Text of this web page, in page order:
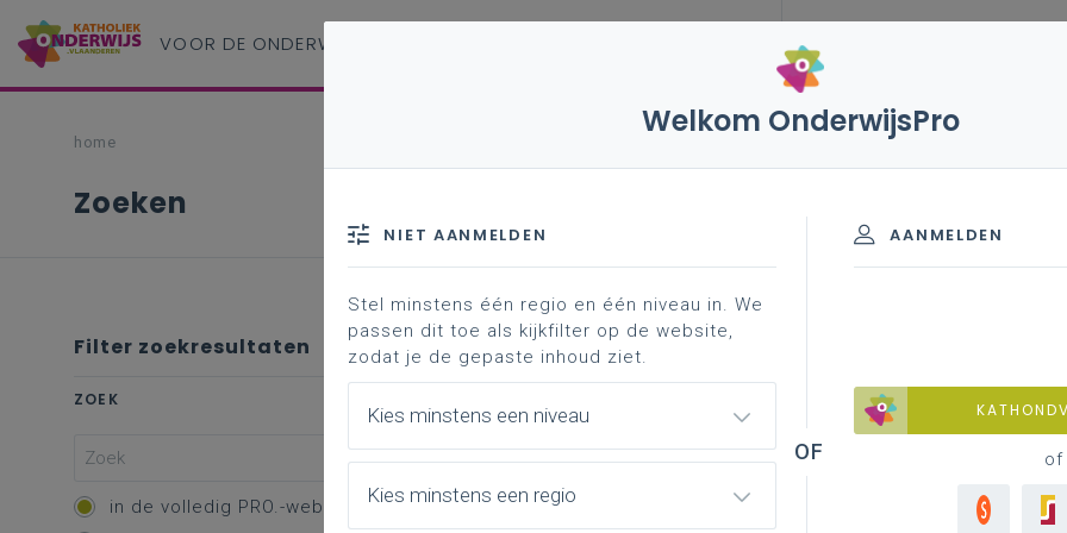
VOOR DE ONDERWIJS
home
Zoeken
Filter zoekresultaten
ZOEK
in de volledig PRO.-website
Geen
Er komen geen items overeen met
Welkom OnderwijsPro
AANMELDEN
of
NIET AANMELDEN
Stel minstens één regio en één niveau in. We
passen dit toe als kijkfilter op de website,
zodat je de gepaste inhoud ziet.
Kies minstens een niveau
Kies minstens een regio